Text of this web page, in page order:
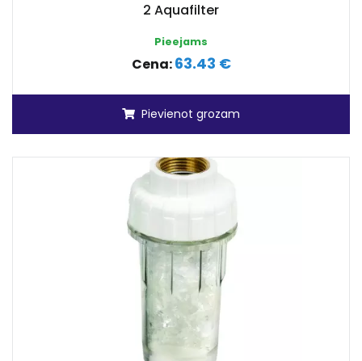
2 Aquafilter
Pieejams
Cena:63.43 €
Pievienot grozam